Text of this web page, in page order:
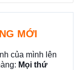
MỚI
của mình lên
Mọi thứ